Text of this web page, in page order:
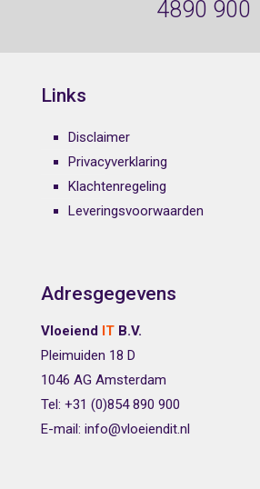
4890 900
Links
Disclaimer
Privacyverklaring
Klachtenregeling
Leveringsvoorwaarden
Adresgegevens
Vloeiend IT B.V.
Pleimuiden 18 D
1046 AG Amsterdam
Tel: +31 (0)854 890 900
E-mail: info@vloeiendit.nl